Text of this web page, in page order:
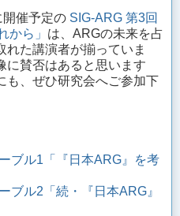
開催予定の SIG-ARG 第3回
から」 は、ARGの未来を占
れた講演者が揃っていま
に賛否はあると思います
も、ぜひ研究会へご参加下
ブル1「『日本ARG』を考
ブル2「続・『日本ARG』